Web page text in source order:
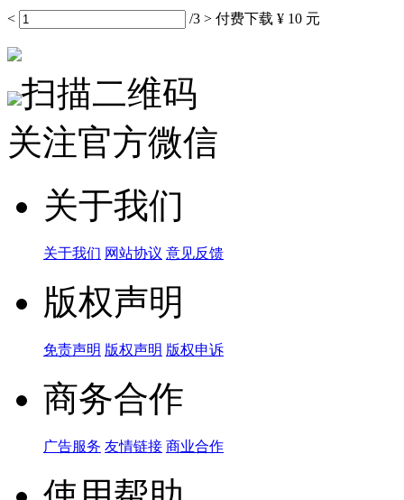
< /3 > 付费下载 ¥ 10 元
扫描二维码
关注官方微信
关于我们
关于我们 网站协议 意见反馈
版权声明
免责声明 版权声明 版权申诉
商务合作
广告服务 友情链接 商业合作